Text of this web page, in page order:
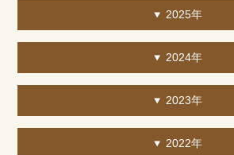
2025年
2024年
2023年
2022年